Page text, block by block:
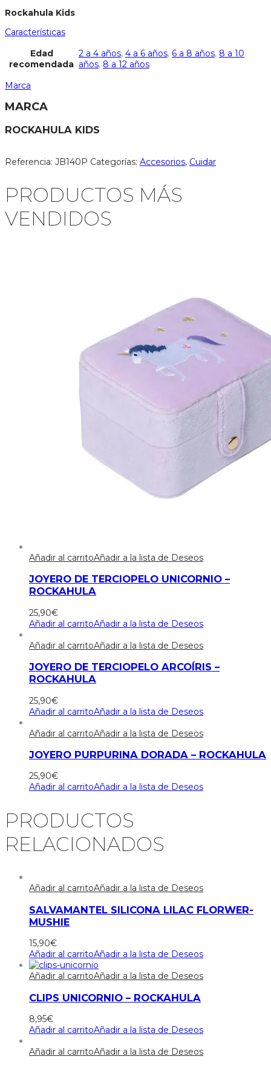
Rockahula Kids
Características
Edad
recomendada
2 a 4 años, 4 a 6 años, 6 a 8 años, 8 a 10
años, 8 a 12 años
Marca
MARCA
ROCKAHULA KIDS
Referencia: JB140P Categorías: Accesorios, Cuidar
PRODUCTOS MÁS
VENDIDOS
Añadir al carritoAñadir a la lista de Deseos
JOYERO DE TERCIOPELO UNICORNIO –
ROCKAHULA
25,90€
Añadir al carritoAñadir a la lista de Deseos
Añadir al carritoAñadir a la lista de Deseos
JOYERO DE TERCIOPELO ARCOÍRIS –
ROCKAHULA
25,90€
Añadir al carritoAñadir a la lista de Deseos
Añadir al carritoAñadir a la lista de Deseos
JOYERO PURPURINA DORADA – ROCKAHULA
25,90€
Añadir al carritoAñadir a la lista de Deseos
PRODUCTOS
RELACIONADOS
Añadir al carritoAñadir a la lista de Deseos
SALVAMANTEL SILICONA LILAC FLORWER-
MUSHIE
15,90€
Añadir al carritoAñadir a la lista de Deseos
Añadir al carritoAñadir a la lista de Deseos
CLIPS UNICORNIO – ROCKAHULA
8,95€
Añadir al carritoAñadir a la lista de Deseos
Añadir al carritoAñadir a la lista de Deseos